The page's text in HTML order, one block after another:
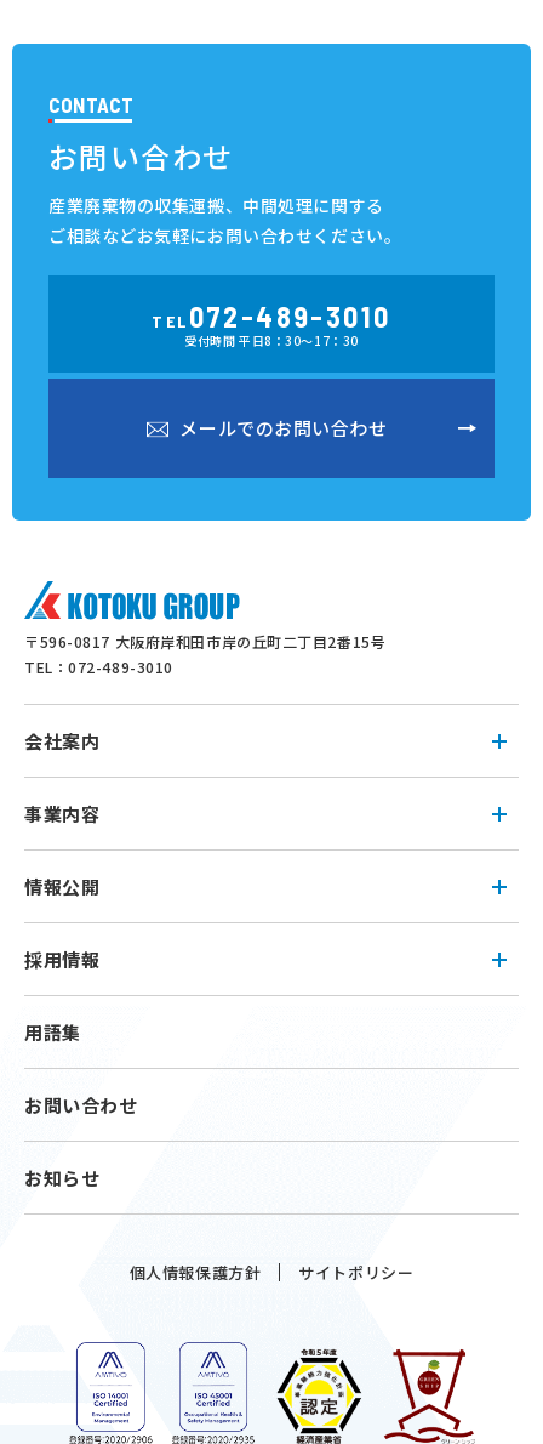
CONTACT
お問い合わせ
産業廃棄物の収集運搬、中間処理に関する
ご相談などお気軽にお問い合わせください。
TEL 072-489-3010
受付時間 平日8：30～17：30
メー ルでのお問い合わせ
〒596-0817 大阪府岸和田市岸の丘町二丁目2番15号
TEL：072-489-3010
会社案内
事業内容
情報公開
採用情報
用語集
お問い合わせ
お知らせ
個人情報保護方針 サイトポリシー